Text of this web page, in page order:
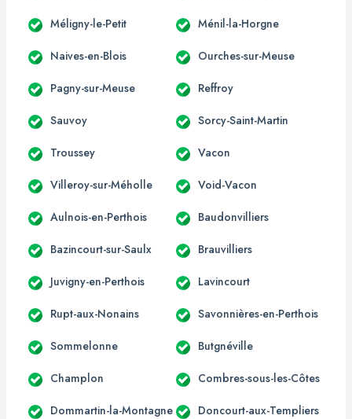
Méligny-le-Petit Ménil-la-Horgne
Naives-en-Blois Ourches-sur-Meuse
Pagny-sur-Meuse Reffroy
Sauvoy Sorcy-Saint-Martin
Troussey Vacon
Villeroy-sur-Méholle Void-Vacon
Aulnois-en-Perthois Baudonvilliers
Bazincourt-sur-Saulx Brauvilliers
Juvigny-en-Perthois Lavincourt
Rupt-aux-Nonains Savonnières-en-Perthois
Sommelonne Butgnéville
Champlon Combres-sous-les-Côtes
Dommartin-la-Montagne Doncourt-aux-Templiers